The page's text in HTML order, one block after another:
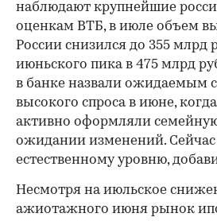
наблюдают крупнейшие
оценкам ВТБ, в июле объем
России снизился до 355 млрд
июньского пика в 475 млрд
в банке назвали ожидаемым
высокого спроса в июне,
активно оформляли
ожидании изменений. Сейчас
естественному уровню,
Несмотря на июльское
ажиотажного июня рынок